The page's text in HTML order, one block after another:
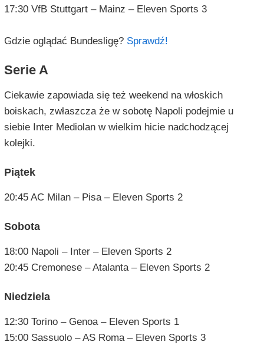
17:30 VfB Stuttgart – Mainz – Eleven Sports 3
Gdzie oglądać Bundesligę? Sprawdź!
Serie A
Ciekawie zapowiada się też weekend na włoskich
boiskach, zwłaszcza że w sobotę Napoli podejmie u
siebie Inter Mediolan w wielkim hicie nadchodzącej
kolejki.
Piątek
20:45 AC Milan – Pisa – Eleven Sports 2
Sobota
18:00 Napoli – Inter – Eleven Sports 2
20:45 Cremonese – Atalanta – Eleven Sports 2
Niedziela
12:30 Torino – Genoa – Eleven Sports 1
15:00 Sassuolo – AS Roma – Eleven Sports 3